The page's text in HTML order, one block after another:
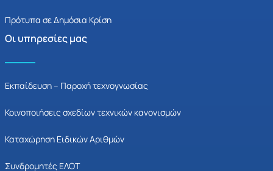
Πρότυπα σε Δημόσια Κρίση
Οι υπηρεσίες μας
Εκπαίδευση – Παροχή τεχνογνωσίας
Κοινοποιήσεις σχεδίων τεχνικών κανονισμών
Καταχώρηση Ειδικών Αριθμών
Συνδρομητές ΕΛΟΤ